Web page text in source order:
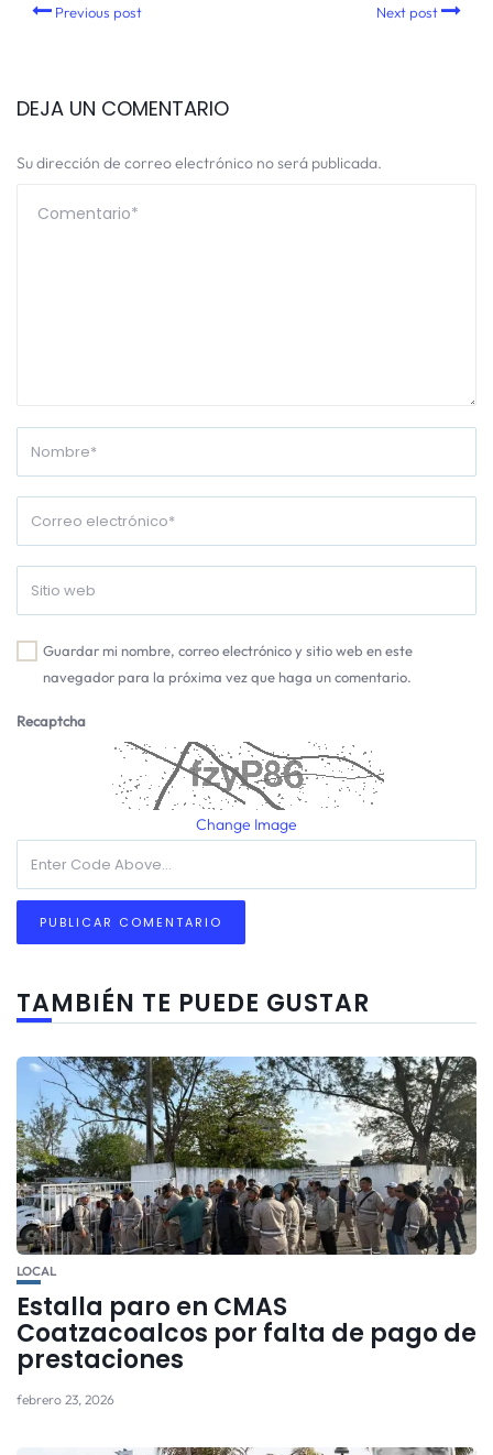
Previous post Next post
DEJA UN COMENTARIO
Su dirección de correo electrónico no será publicada.
Guardar mi nombre, correo electrónico y sitio web en este
navegador para la próxima vez que haga un comentario.
Recaptcha
Change Image
TAMBIÉN TE PUEDE GUSTAR
LOCAL
Estalla paro en CMAS
Coatzacoalcos por falta de pago de
prestaciones
febrero 23, 2026